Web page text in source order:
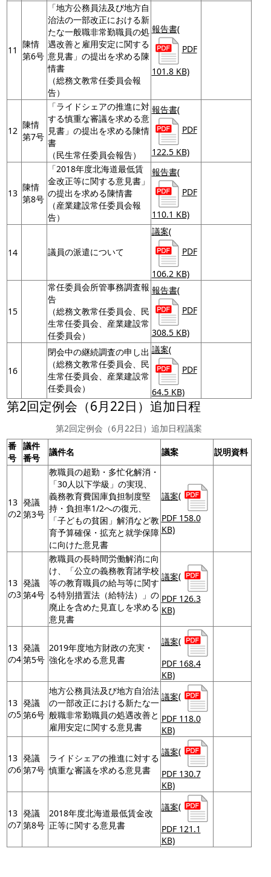
11
陳情
第6号
「地方公務員法及び地方自
治法の一部改正における新
たな一般職非常勤職員の処
遇改善と雇用安定に関する
意見書」の提出を求める陳
情書
（総務文教常任委員会報
告）
報告書(
PDF
101.8 KB)
12
陳情
第7号
「ライドシェアの推進に対
する慎重な審議を求める意
見書」の提出を求める陳情
書
（民生常任委員会報告）
報告書(
PDF
122.5 KB)
13
陳情
第8号
「2018年度北海道最低賃
金改正等に関する意見書」
の提出を求める陳情書
（産業建設常任委員会報
告）
報告書(
PDF
110.1 KB)
14 議員の派遣について
議案(
PDF
106.2 KB)
15
常任委員会所管事務調査報
告
（総務文教常任委員会、民
生常任委員会、産業建設常
任委員会）
報告書(
PDF
308.5 KB)
16
閉会中の継続調査の申し出
（総務文教常任委員会、民
生常任委員会、産業建設常
任委員会）
議案(
PDF
64.5 KB)
第2回定例会（6月22日）追加日程
第2回定例会（6月22日）追加日程議案
番
号
議件
番号
議件名 議案 説明資料
13
の2
発議
第3号
教職員の超勤・多忙化解消・
「30人以下学級」の実現、
義務教育費国庫負担制度堅
持・負担率1/2への復元、
「子どもの貧困」解消など教
育予算確保・拡充と就学保障
に向けた意見書
議案(
PDF 158.0
KB)
13
の3
発議
第4号
教職員の長時間労働解消に向
け、「公立の義務教育諸学校
等の教育職員の給与等に関す
る特別措置法（給特法）」の
廃止を含めた見直しを求める
意見書
議案(
PDF 126.3
KB)
13
の4
発議
第5号
2019年度地方財政の充実・
強化を求める意見書
議案(
PDF 168.4
KB)
13
の5
発議
第6号
地方公務員法及び地方自治法
の一部改正における新たな一
般職非常勤職員の処遇改善と
雇用安定に関する意見書
議案(
PDF 118.0
KB)
13
の6
発議
第7号
ライドシェアの推進に対する
慎重な審議を求める意見書
議案(
PDF 130.7
KB)
13
の7
発議
第8号
2018年度北海道最低賃金改
正等に関する意見書
議案(
PDF 121.1
KB)